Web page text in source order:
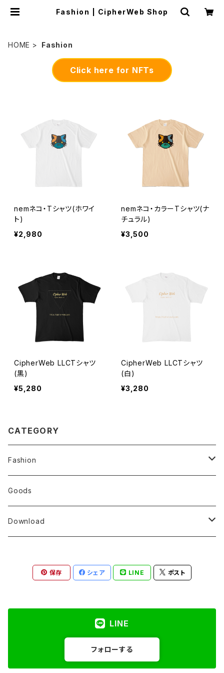
Fashion | CipherWeb Shop
HOME Fashion
Click here for NFTs
nemネコ・Tシャツ(ホワイ
ト)
¥2,980
nemネコ・カラーTシャツ(ナ
チュラル)
¥3,500
CipherWeb LLCTシャツ
(黒)
¥5,280
CipherWeb LLCTシャツ
(白)
¥3,280
CATEGORY
Fashion
T-shirt
Goods
Download
Cryptovoxels（VOX）
Webaverse（GLB,GLTF,ZIP）
保存 シェア LINE ポスト
LINE
フォローする